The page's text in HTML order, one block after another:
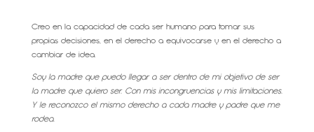
Creo en la capacidad de cada ser humano para tomar sus
propias decisiones, en el derecho a equivocarse y en el derecho a
cambiar de idea.
Soy la madre que puedo llegar a ser dentro de mi objetivo de ser
la madre que quiero ser. Con mis incongruencias y mis limitaciones.
Y le reconozco el mismo derecho a cada madre y padre que me
rodea.